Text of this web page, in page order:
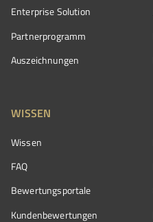
Enterprise Solution
Partnerprogramm
Auszeichnungen
WISSEN
Wissen
FAQ
Bewertungsportale
Kundenbewertungen